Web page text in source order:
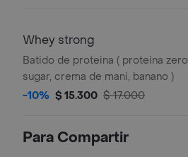
Whey strong
Batido de proteina ( proteina zero
sugar, crema de mani, banano )
-10% $ 15.300 $ 17.000
Para Compartir